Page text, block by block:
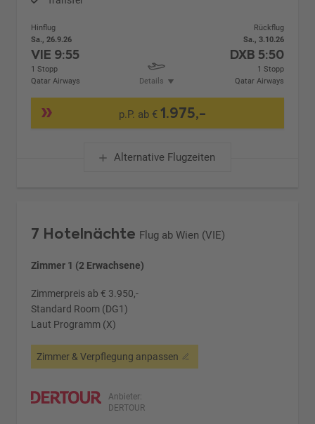
Hinflug
Sa., 26.9.26
VIE 9:55
1 Stopp
Qatar Airways
Details
Rückflug
Sa., 3.10.26
DXB 5:50
1 Stopp
Qatar Airways
p.P. ab €1.975,-
Alternative Flugzeiten
7 Hotelnächte Flug ab Wien (VIE)
Zimmer 1 (2 Erwachsene)
Zimmerpreis ab € 3.950,-
Standard Room (DG1)
Laut Programm (X)
Zimmer & Verpflegung anpassen
Anbieter:
DERTOUR